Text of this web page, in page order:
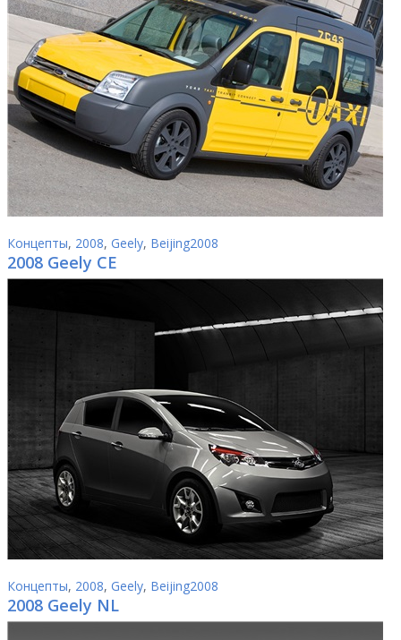
Концепты, 2008, Geely, Beijing2008
2008 Geely CE
Концепты, 2008, Geely, Beijing2008
2008 Geely NL